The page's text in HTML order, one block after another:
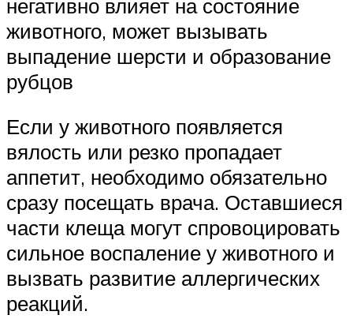
негативно влияет на состояние
животного, может вызывать
выпадение шерсти и образование
рубцов
Если у животного появляется
вялость или резко пропадает
аппетит, необходимо обязательно
сразу посещать врача. Оставшиеся
части клеща могут спровоцировать
сильное воспаление у животного и
вызвать развитие аллергических
реакций.